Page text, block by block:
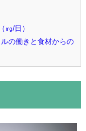
㎎/日）
の働きと食材からの